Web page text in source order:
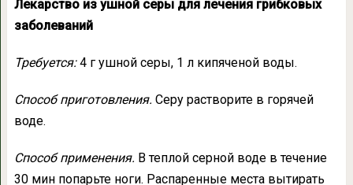
Лекарство из ушной серы для лечения грибковых
заболеваний
Требуется:4 г ушной серы, 1 л кипяченой воды.
Способ приготовления. Серу растворите в горячей
воде.
Способ применения. В теплой серной воде в течение
30 мин попарьте ноги. Распаренные места вытирать